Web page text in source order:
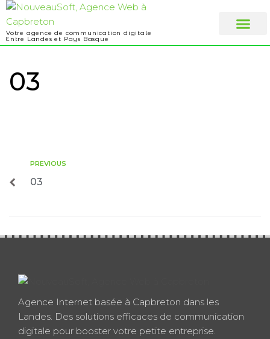
Votre agence de communication digitale
Entre Landes et Pays Basque
03
PREVIOUS
03
Agence Internet basée à Capbreton dans les
Landes. Des solutions efficaces de communication
digitale pour booster votre petite entreprise.